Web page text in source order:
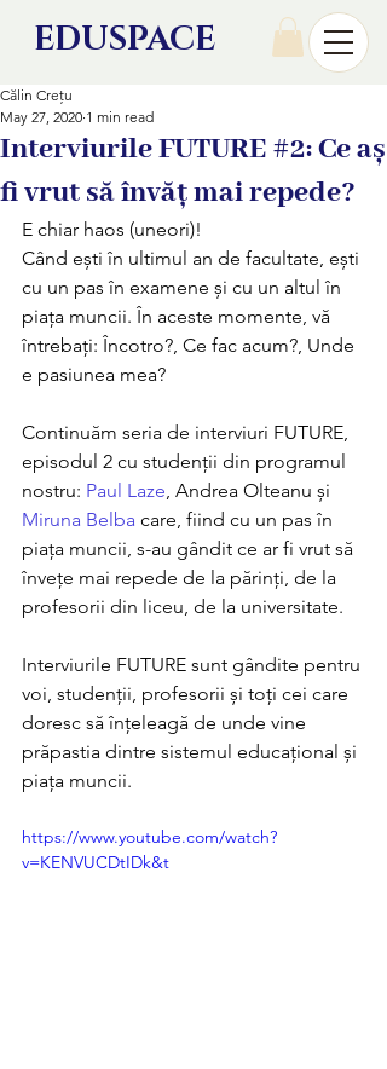
EDUSPACE
Interviurile FUTURE #2: Ce aș
fi vrut să învăț mai repede?
Călin Crețu
May 27, 2020 1 min read
E chiar haos (uneori)!
Când ești în ultimul an de facultate, ești
cu un pas în examene și cu un altul în
piața muncii. În aceste momente, vă
întrebați: Încotro?, Ce fac acum?, Unde
e pasiunea mea?
Continuăm seria de interviuri FUTURE,
episodul 2 cu studenții din programul
nostru: Paul Laze, Andrea Olteanu și
Miruna Belba care, fiind cu un pas în
piața muncii, s-au gândit ce ar fi vrut să
învețe mai repede de la părinți, de la
profesorii din liceu, de la universitate.
Interviurile FUTURE sunt gândite pentru
voi, studenții, profesorii și toți cei care
doresc să înțeleagă de unde vine
prăpastia dintre sistemul educațional și
piața muncii.
https://www.youtube.com/watch?
v=KENVUCDtIDk&t